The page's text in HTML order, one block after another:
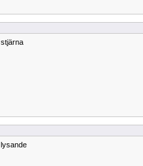
stjärna
lysande